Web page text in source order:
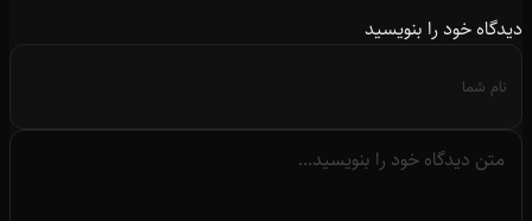
دیدگاه خود را بنویسید